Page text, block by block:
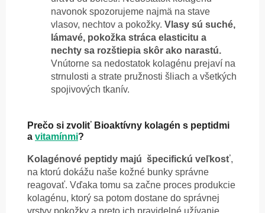
navonok spozorujeme najmä na stave
vlasov, nechtov a pokožky. Vlasy sú suché,
lámavé, pokožka stráca elasticitu a
nechty sa rozštiepia skôr ako narastú.
Vnútorne sa nedostatok kolagénu prejaví na
strnulosti a strate pružnosti šliach a všetkých
spojivových tkanív.
Prečo si zvoliť Bioaktívny kolagén s peptidmi
a vitamínmi?
Kolagénové peptidy majú špecifickú veľkosť,
na ktorú dokážu naše kožné bunky správne
reagovať. Vďaka tomu sa začne proces produkcie
kolagénu, ktorý sa potom dostane do správnej